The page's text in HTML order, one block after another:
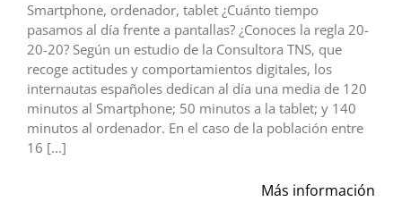
Smartphone, ordenador, tablet ¿Cuánto tiempo
pasamos al día frente a pantallas? ¿Conoces la regla 20-
20-20? Según un estudio de la Consultora TNS, que
recoge actitudes y comportamientos digitales, los
internautas españoles dedican al día una media de 120
minutos al Smartphone; 50 minutos a la tablet; y 140
minutos al ordenador. En el caso de la población entre
16 [...]
Más información